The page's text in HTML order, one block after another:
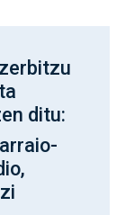
ditu: